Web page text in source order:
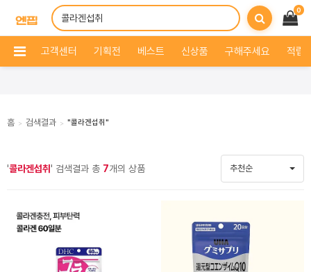
0
고객센터 기획전 베스트 신상품 구해주세요 적립
홈 > 검색결과 > "콜라겐섭취"
'콜라겐섭취' 검색결과 총 7개의 상품 추천순